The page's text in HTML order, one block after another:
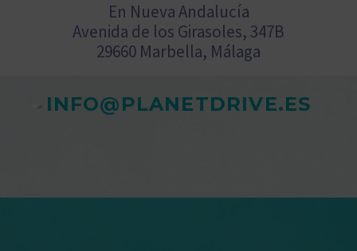
En Nueva Andalucía
Avenida de los Girasoles, 347B
29660 Marbella, Málaga
INFO@PLANETDRIVE.ES